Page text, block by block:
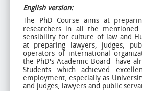
English version:
The PhD Course aims at
researchers in all the
sensibility for culture of law and
at preparing lawyers, judges,
operators of international
the PhD's Academic Board have
Students which achieved
employment, especially as
and judges, lawyers and public